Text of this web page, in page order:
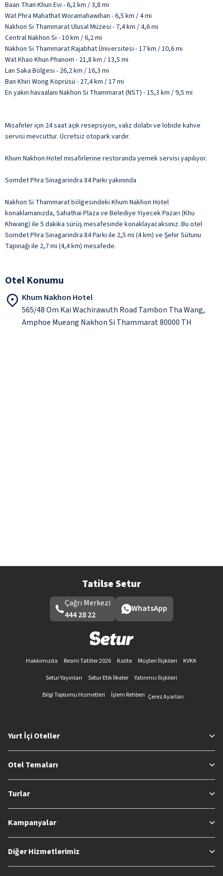
Baan Than Khun Evi - 6,2 km / 3,8 mi
Wat Phra Mahathat Woramahawihan - 6,5 km / 4 mi
Nakhon Si Thammarat Ulusal Müzesi - 7,4 km / 4,6 mi
Central Nakhon Si - 10 km / 6,2 mi
Nakhon Si Thammarat Rajabhat Üniversitesi - 17 km / 10,6 mi
Wat Khao Khun Phanom - 21,8 km / 13,5 mi
Lan Saka Bölgesi - 26,2 km / 16,3 mi
Ban Khiri Wong Köprüsü - 27,4 km / 17 mi
En yakın havaalanı Nakhon Si Thammarat (NST) - 15,3 km / 9,5 mi
Misafirler için 24 saat açık resepsiyon, valiz dolabı ve lobide kahve
servisi mevcuttur. Ücretsiz otopark vardır.
Khum Nakhon Hotel misafirlerine restoranda yemek servisi yapılıyor.
Somdet Phra Sinagarindra 84 Parkı yakınında
Nakhon Si Thammarat bölgesindeki Khum Nakhon Hotel
konaklamanızda, Sahathai Plaza ve Belediye Yiyecek Pazarı (Khu
Khwang) ile 5 dakika sürüş mesafesinde konaklayacaksınız. Bu otel
Somdet Phra Sinagarindra 84 Parkı ile 2,5 mi (4 km) ve Şehir Sütunu
Tapınağı ile 2,7 mi (4,4 km) mesafede.
Otel Konumu
Khum Nakhon Hotel
565/48 Om Kai Wachirawuth Road Tambon Tha Wang,
Amphoe Mueang Nakhon Si Thammarat 80000 TH
Tatilse Setur
Çağrı Merkezi
444 28 22
WhatsApp
Hakkımızda Resmi Tatiller 2026 Kalite Müşteri İlişkileri
KVKK
Setur Yayınları
Setur Etik İlkeler
Yatırımcı İlişkileri
Bilgi Toplumu Hizmetleri
İşlem Rehberi Çerez Ayarları
Yurt İçi Oteller
Otel Temaları
Turlar
Kampanyalar
Diğer Hizmetlerimiz